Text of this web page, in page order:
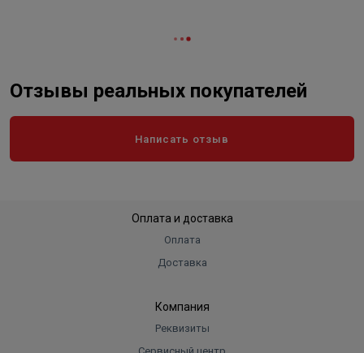
Отзывы реальных покупателей
Написать отзыв
Оплата и доставка
Оплата
Доставка
Компания
Реквизиты